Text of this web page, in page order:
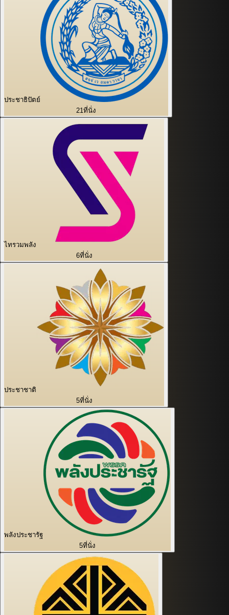
ประชาธิปัตย์
21ที่นั่ง
ไทรวมพลัง
6ที่นั่ง
ประชาชาติ
5ที่นั่ง
พลังประชารัฐ
5ที่นั่ง